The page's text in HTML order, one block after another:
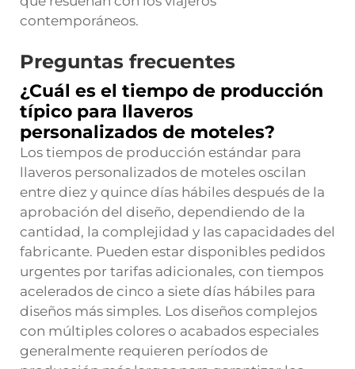
contemporáneos.
Preguntas frecuentes
¿Cuál es el tiempo de producción
típico para llaveros
personalizados de moteles?
Los tiempos de producción estándar para
llaveros personalizados de moteles oscilan
entre diez y quince días hábiles después de la
aprobación del diseño, dependiendo de la
cantidad, la complejidad y las capacidades del
fabricante. Pueden estar disponibles pedidos
urgentes por tarifas adicionales, con tiempos
acelerados de cinco a siete días hábiles para
diseños más simples. Los diseños complejos
con múltiples colores o acabados especiales
generalmente requieren períodos de